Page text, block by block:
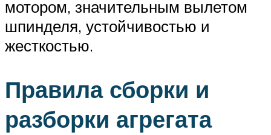
мотором, значительным вылетом
шпинделя, устойчивостью и
жесткостью.
Правила сборки и
разборки агрегата